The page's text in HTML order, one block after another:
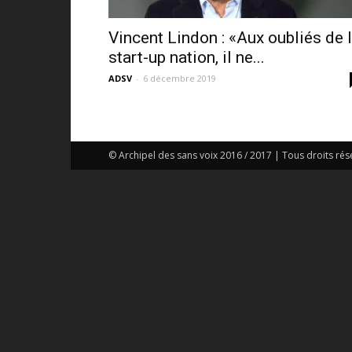
Vincent Lindon : «Aux oubliés de
start-up nation, il ne...
ADSV - 6 décembre 2019
© Archipel des sans voix 2016 / 2017 | Tous droits